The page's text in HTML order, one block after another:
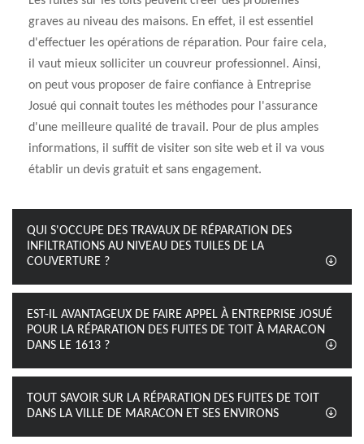
graves au niveau des maisons. En effet, il est essentiel
d'effectuer les opérations de réparation. Pour faire cela,
il vaut mieux solliciter un couvreur professionnel. Ainsi,
on peut vous proposer de faire confiance à Entreprise
Josué qui connait toutes les méthodes pour l'assurance
d'une meilleure qualité de travail. Pour de plus amples
informations, il suffit de visiter son site web et il va vous
établir un devis gratuit et sans engagement.
QUI S'OCCUPE DES TRAVAUX DE RÉPARATION DES
INFILTRATIONS AU NIVEAU DES TUILES DE LA
COUVERTURE ?
EST-IL AVANTAGEUX DE FAIRE APPEL À ENTREPRISE JOSUÉ
POUR LA RÉPARATION DES FUITES DE TOIT À MARACON
DANS LE 1613 ?
TOUT SAVOIR SUR LA RÉPARATION DES FUITES DE TOIT
DANS LA VILLE DE MARACON ET SES ENVIRONS